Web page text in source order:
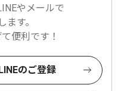
やメールで
ます。
便利です！
のご登録